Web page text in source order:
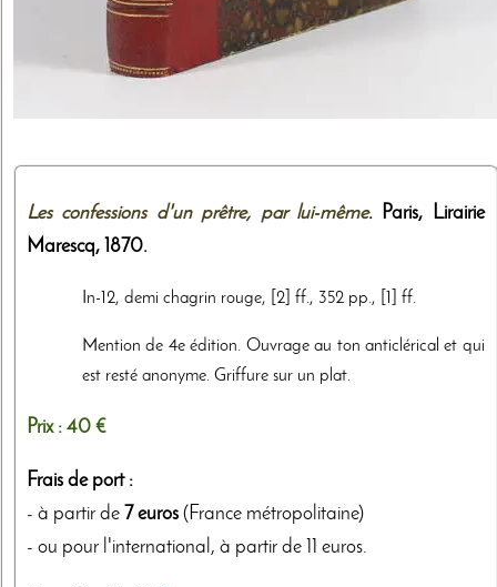
Les confessions d'un prêtre, par lui-même. Paris,
Lirairie
Marescq, 1870.
In-12, demi chagrin rouge, [2] ff., 352 pp., [1] ff.
Mention de 4e édition. Ouvrage au ton anticlérical et qui
est resté anonyme. Griffure sur un plat.
Prix : 40 €
Frais de port :
- à partir de 7 euros (France métropolitaine)
- ou pour l'international, à partir de 11 euros.